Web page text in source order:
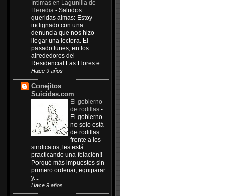
íntimas en Lagunilla de
Heredia - Saludos
queridas almas: Estoy
indignado con una
denuncia que nos hizo
llegar una lectora. El
pasado lunes, en los
alrededores del
Residencial Las Flores e...
Hace 9 años
Conejitos
Suicidas.com
El gobierno
de rodillas -
El gobierno
no solo está
de rodillas
frente a los
sindicatos, les está
practicando una felación!!
Porqué más impuestos sin
primero ordenar, equiparar
y...
Hace 9 años